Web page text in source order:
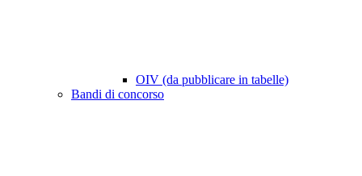
OIV (da pubblicare in tabelle)
Bandi di concorso